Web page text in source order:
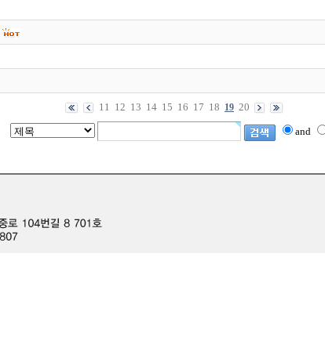
11 12 13 14 15 16 17 18 19 20
and